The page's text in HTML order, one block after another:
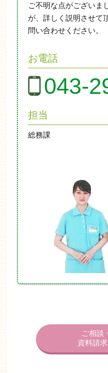
ご不明な点がございま
が、詳しく説明させて
問い合わせください。
お電話
043-
担当
総務課
ご相談
資料請